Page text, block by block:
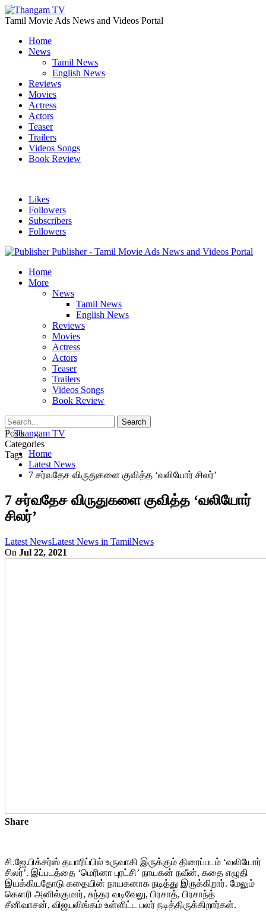
Tamil Movie Ads News and Videos Portal
Home
News
Tamil News
English News
Reviews
Movies
Actress
Actors
Teaser
Trailers
Videos Songs
Book Review
Likes
Followers
Subscribers
Followers
Publisher - Tamil Movie Ads News and Videos Portal
Home
More
News
Tamil News
English News
Reviews
Movies
Actress
Actors
Teaser
Trailers
Videos Songs
Book Review
Posts
Categories
Tags Home
Latest News
7 சர்வதேச விருதுகளை குவித்த ‘வலியோர் சிலர்’
7 சர்வதேச விருதுகளை குவித்த ‘வலியோர்
சிலர்’
Latest NewsLatest News in TamilNews
On Jul 22, 2021
Share
சி.ஜே.பிக்சர்ஸ் தயாரிப்பில் உருவாகி இருக்கும் திரைப்படம் ‘வலியோர்
சிலர்’. இப்படத்தை ‘மெரினா புரட்சி’ நாயகன் நவீன், கதை எழுதி
இயக்கியதோடு கதையின் நாயகனாக நடித்து இருக்கிறார். மேலும்
கௌரி அனில்குமார், சுந்தர வடிவேலு, பிரசாத், பிரசாந்த்
சீனிவாசன், விஜயலிங்கம் உள்ளிட்ட பலர் நடித்திருக்கிறார்கள்.